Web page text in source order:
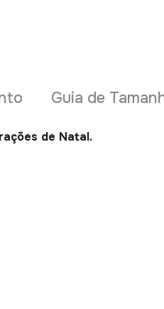
Guia de
de Natal.